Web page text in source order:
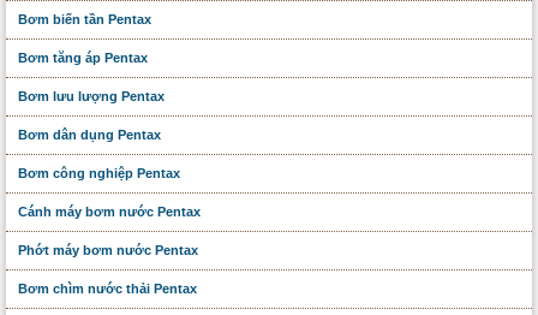
Bơm biến tần Pentax
Bơm tăng áp Pentax
Bơm lưu lượng Pentax
Bơm dân dụng Pentax
Bơm công nghiệp Pentax
Cánh máy bơm nước Pentax
Phớt máy bơm nước Pentax
Bơm chìm nước thải Pentax